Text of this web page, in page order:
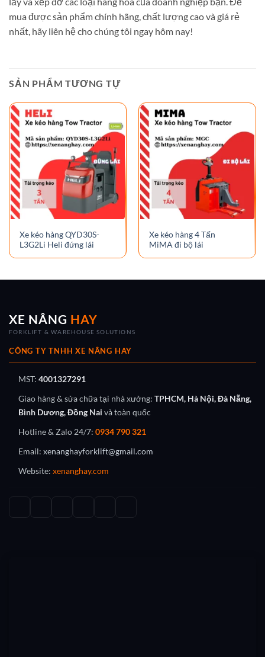
mua được sản phẩm chính hãng, chất lượng cao và giá rẻ
nhất, hãy liên hệ cho chúng tôi ngay hôm nay!
SẢN PHẨM TƯƠNG TỰ
Xe kéo hàng QYD30S-
L3G2Li Heli đứng lái
Xe kéo hàng 4 Tấn
MiMA đi bộ lái
XE NÂNG HAY
FORKLIFT & WAREHOUSE SOLUTIONS
CÔNG TY TNHH XE NÂNG HAY
MST: 4001327291
Giao hàng & sửa chữa tại nhà xưởng: TPHCM, Hà Nội, Đà Nẵng,
Bình Dương, Đồng Nai và toàn quốc
Hotline & Zalo 24/7: 0934 790 321
Email: xenanghayforklift@gmail.com
Website: xenanghay.com